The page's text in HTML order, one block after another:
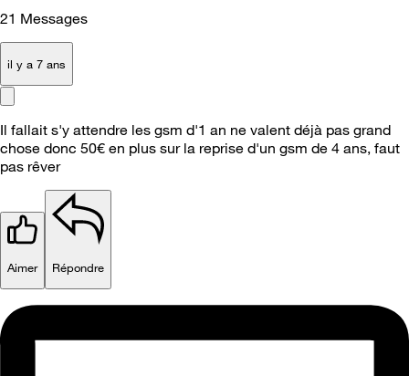
21 Messages
il y a 7 ans
Il fallait s'y attendre les gsm d'1 an ne valent déjà pas grand
chose donc 50€ en plus sur la reprise d'un gsm de 4 ans, faut
pas rêver
Aimer Répondre